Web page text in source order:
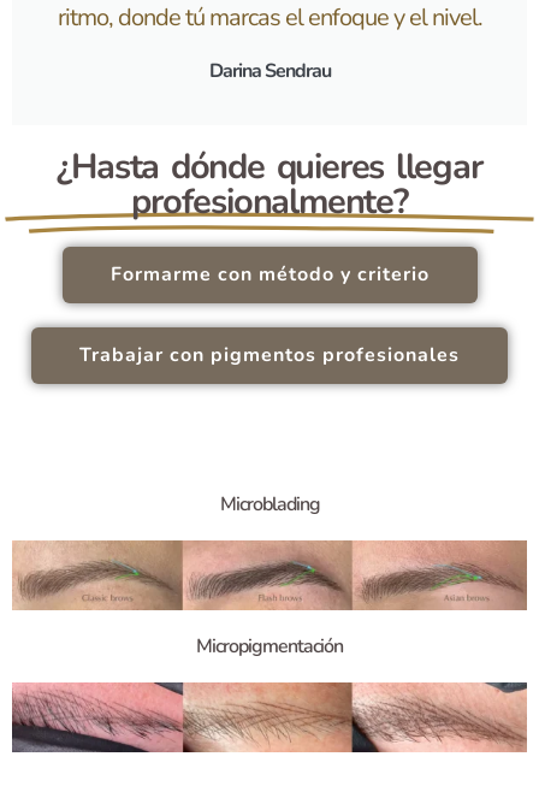
ritmo, donde tú marcas el enfoque y el nivel.
Darina Sendrau
¿Hasta dónde quieres llegar
profesionalmente?
Formarme con método y criterio
Trabajar con pigmentos profesionales
Microblading
Micropigmentación